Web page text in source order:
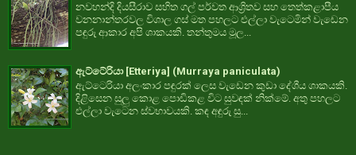
නවහන්දි දියසීරාව සහිත ගල් පර්වත ආශ්‍රිතව සහ තෙත්කළාපීය
වනනාන්තරවල විශාල ගස් මත පහලට එල්ලා වැටෙමින් වැඩෙන
පඳුරු ආකාර අපි ශාකයකි. තන්තුමය මූල...
ඇට්ටේරියා [Etteriya] (Murraya paniculata)
ඇට්ටෙරියා අලංකාර පඳුරක් ලෙස වැඩෙන කුඩා දේශීය ශාකයකි.
දිළිසෙන සුලු කොළ පොඩිකළ විට සුවඳක් නික්මේ. අතු පහලට
එල්ලා වැටෙන ස්වභාවයකි. කඳ අඳුරු සු...